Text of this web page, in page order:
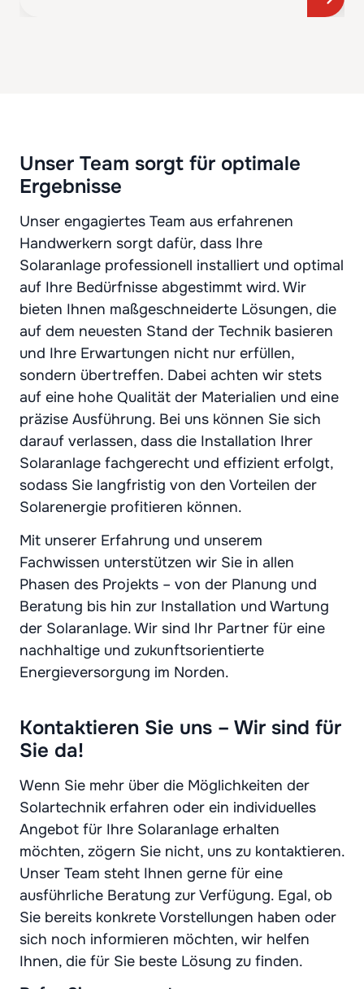
Unser Team sorgt für optimale
Ergebnisse
Unser engagiertes Team aus erfahrenen
Handwerkern sorgt dafür, dass Ihre
Solaranlage professionell installiert und optimal
auf Ihre Bedürfnisse abgestimmt wird. Wir
bieten Ihnen maßgeschneiderte Lösungen, die
auf dem neuesten Stand der Technik basieren
und Ihre Erwartungen nicht nur erfüllen,
sondern übertreffen. Dabei achten wir stets
auf eine hohe Qualität der Materialien und eine
präzise Ausführung. Bei uns können Sie sich
darauf verlassen, dass die Installation Ihrer
Solaranlage fachgerecht und effizient erfolgt,
sodass Sie langfristig von den Vorteilen der
Solarenergie profitieren können.
Mit unserer Erfahrung und unserem
Fachwissen unterstützen wir Sie in allen
Phasen des Projekts – von der Planung und
Beratung bis hin zur Installation und Wartung
der Solaranlage. Wir sind Ihr Partner für eine
nachhaltige und zukunftsorientierte
Energieversorgung im Norden.
Kontaktieren Sie uns – Wir sind für
Sie da!
Wenn Sie mehr über die Möglichkeiten der
Solartechnik erfahren oder ein individuelles
Angebot für Ihre Solaranlage erhalten
möchten, zögern Sie nicht, uns zu kontaktieren.
Unser Team steht Ihnen gerne für eine
ausführliche Beratung zur Verfügung. Egal, ob
Sie bereits konkrete Vorstellungen haben oder
sich noch informieren möchten, wir helfen
Ihnen, die für Sie beste Lösung zu finden.